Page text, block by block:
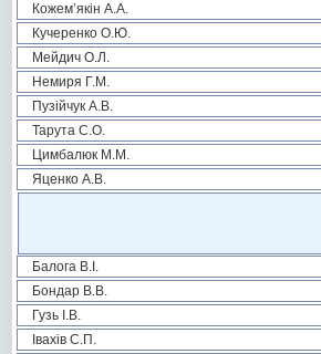
Кожем’якін А.А.
Кучеренко О.Ю.
Мейдич О.Л.
Немиря Г.М.
Пузійчук А.В.
Тарута С.О.
Цимбалюк М.М.
Яценко А.В.
Балога В.І.
Бондар В.В.
Гузь І.В.
Івахів С.П.